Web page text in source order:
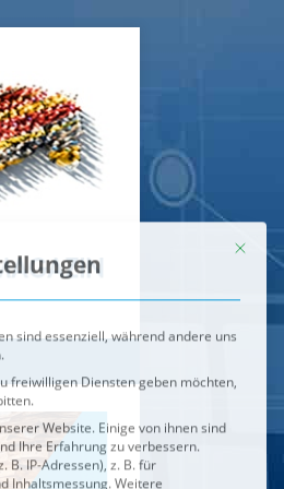
IM BRENNPUNKT
sind essenziell, während andere uns
freiwilligen Diensten geben möchten,
Website. Einige von ihnen sind
IP-Adressen), z. B. für
Inhaltsmessung.
in unsererDatenschutzerklärung.
eine Einwilligung erteilt werden